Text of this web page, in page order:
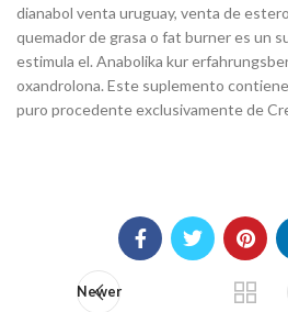
dianabol venta uruguay, venta de
quemador de grasa o fat burner es un
estimula el. Anabolika kur
oxandrolona. Este suplemento
puro procedente exclusivamente de
Newer